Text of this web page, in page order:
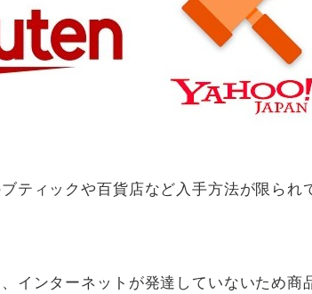
ティックや百貨店など入手方法が限られ
インターネットが発達していないため商